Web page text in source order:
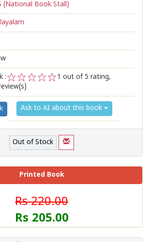
(National Book Stall)
:
2
1
1 out of 5 rating,
Ask to AI about this book
Out of Stock
Printed Book
Rs 220.00
Rs 205.00